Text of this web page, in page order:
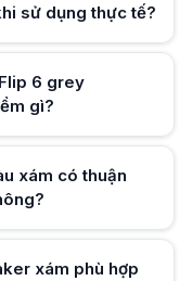
sử dụng thực tế?
6 grey
gì?
xám có thuận
xám phù hợp